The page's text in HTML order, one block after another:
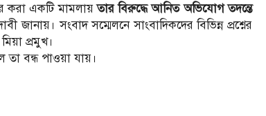
করা একটি মামলায়তার বিরুদ্ধে আনিত অভিযোগ তদন্তে
জানায়। সংবাদ সম্মেলনে সাংবাদিকদের বিভিন্ন প্রশ্নের
প্রমুখ।
বন্ধ পাওয়া যায়।